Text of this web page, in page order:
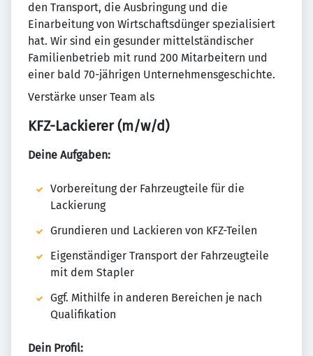
den Transport, die Ausbringung und die
Einarbeitung von Wirtschaftsdünger spezialisiert
hat. Wir sind ein gesunder mittelständischer
Familienbetrieb mit rund 200 Mitarbeitern und
einer bald 70-jährigen Unternehmensgeschichte.
Verstärke unser Team als
KFZ-Lackierer (m/w/d)
Deine Aufgaben:
Vorbereitung der Fahrzeugteile für die
Lackierung
Grundieren und Lackieren von KFZ-Teilen
Eigenständiger Transport der Fahrzeugteile
mit dem Stapler
Ggf. Mithilfe in anderen Bereichen je nach
Qualifikation
Dein Profil: